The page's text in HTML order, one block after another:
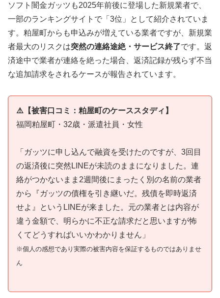
ソフト闇金ガッツも2025年前後に登場した新規業者で、
一部のランキングサイトで「3位」として紹介されていま
す。粕屋町からも申込みが増えている業者ですが、新規業
者最大のリスクは突然の連絡途絶・サービス終了です。返
済途中で業者が連絡を絶った場合、返済記録が残らず不当
な追加請求をされるケースが報告されています。
⚠️【被害口コミ：粕屋町のケーススタディ】
福岡粕屋町・32歳・派遣社員・女性
「ガッツに申し込んで融資を受けたのですが、3回目
の返済後に突然LINEが未読のままになりました。連
絡がつかないまま2週間後にまったく別の名前の業者
から『ガッツの債権を引き継いだ。残債を即時返済
せよ』というLINEが来ました。元の業者とは内容が
違う金額で、明らかに不正な請求だと思いますが怖
くてどうすればいいかわかりません」
※個人の感想であり実際の被害内容を保証するものではありませ
ん